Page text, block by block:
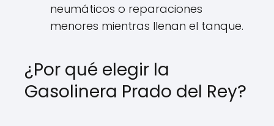
neumáticos o reparaciones
menores mientras llenan el tanque.
¿Por qué elegir la
Gasolinera Prado del Rey?